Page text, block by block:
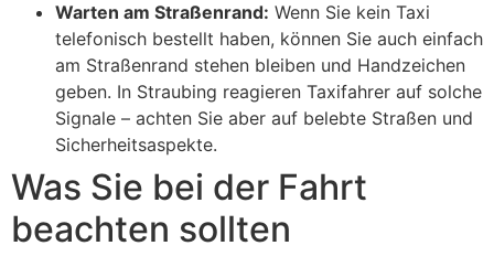
Warten am Straßenrand: Wenn Sie kein Taxi
telefonisch bestellt haben, können Sie auch einfach
am Straßenrand stehen bleiben und Handzeichen
geben. In Straubing reagieren Taxifahrer auf solche
Signale – achten Sie aber auf belebte Straßen und
Sicherheitsaspekte.
Was Sie bei der Fahrt
beachten sollten